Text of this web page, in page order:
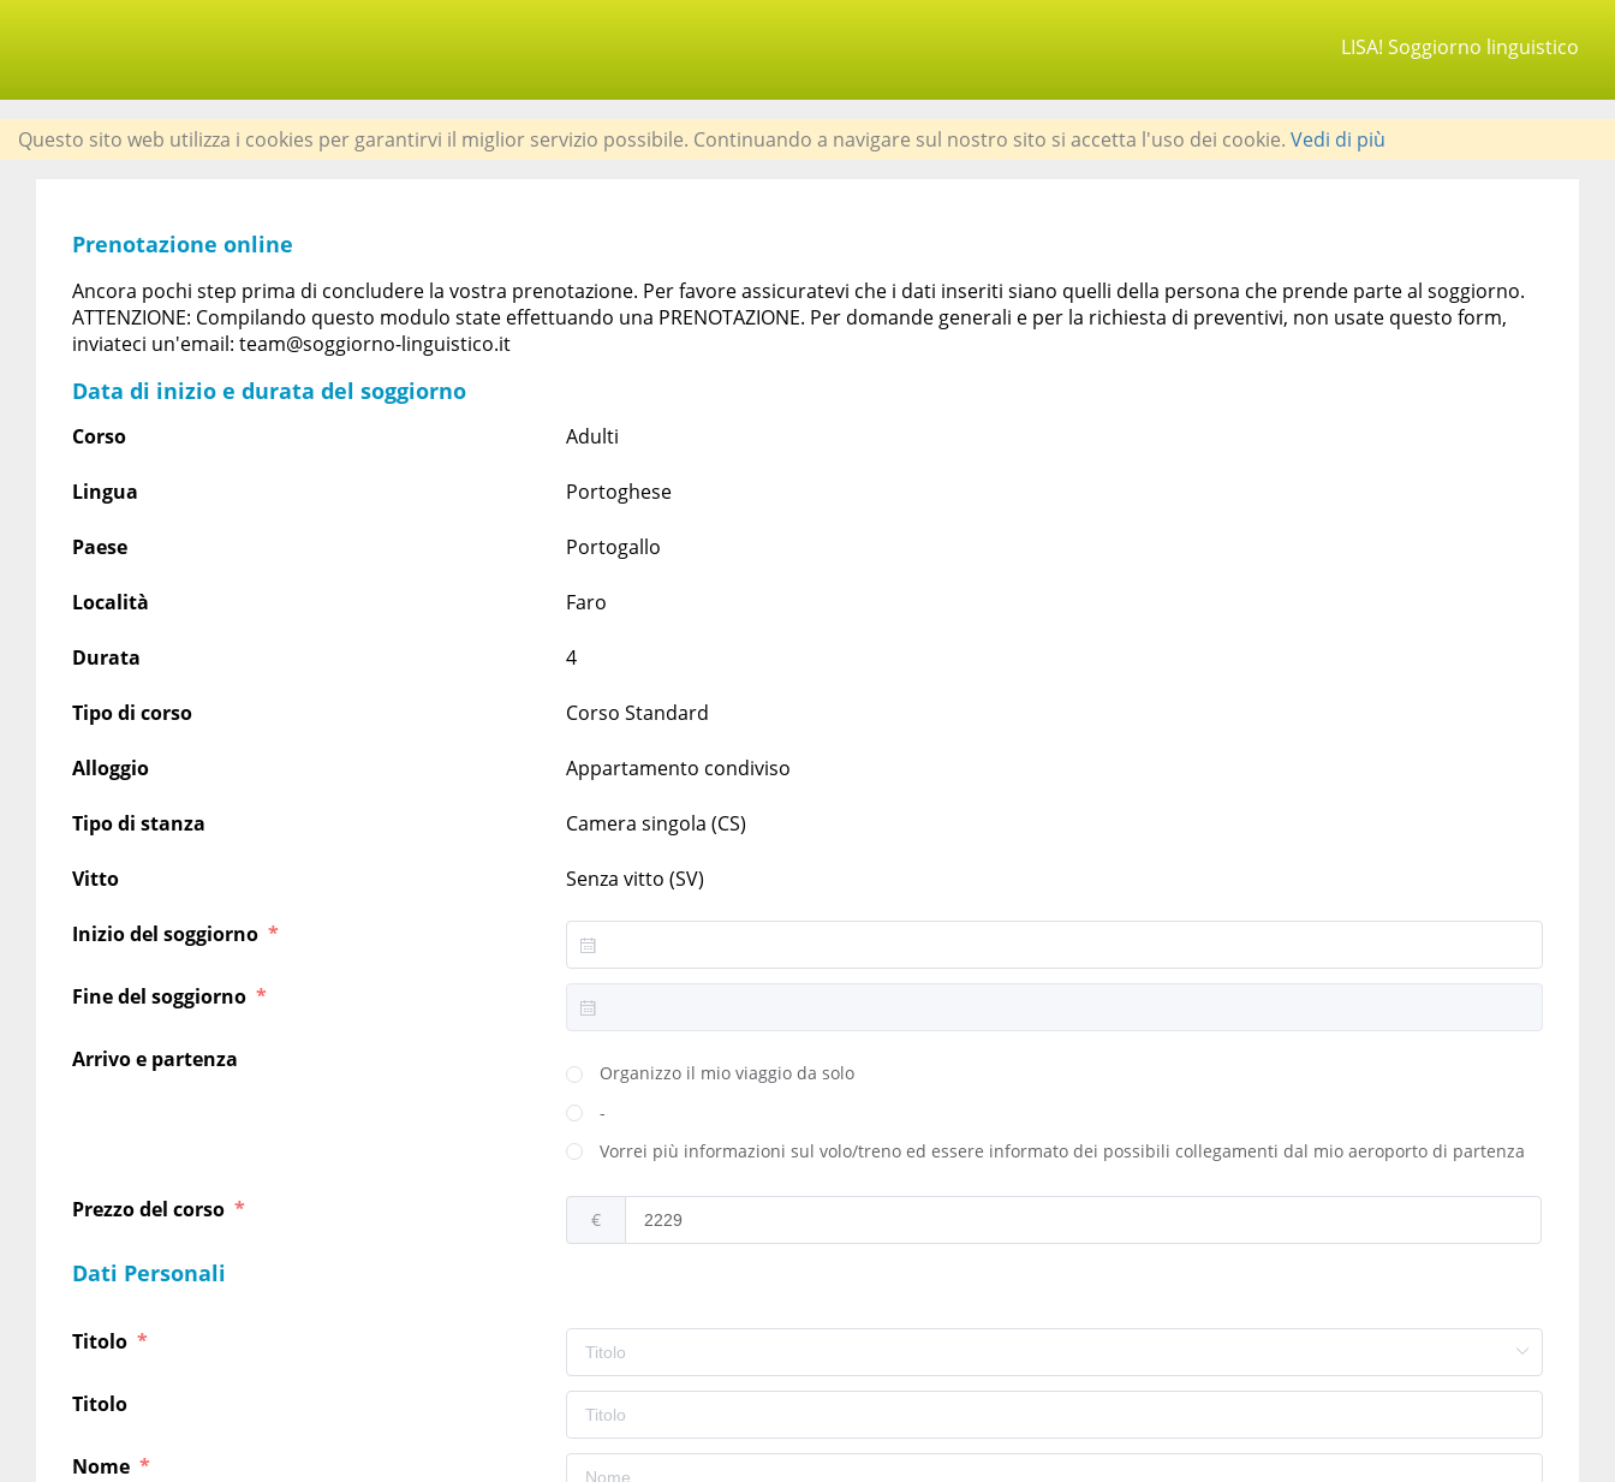
LISA! Soggiorno linguistico
Questo sito web utilizza i cookies per garantirvi il miglior servizio possibile. Continuando a navigare sul nostro sito si accetta l'uso dei cookie. Vedi di più
Prenotazione online
Ancora pochi step prima di concludere la vostra prenotazione. Per favore assicuratevi che i dati inseriti siano quelli della persona che prende parte al soggiorno.
ATTENZIONE: Compilando questo modulo state effettuando una PRENOTAZIONE. Per domande generali e per la richiesta di preventivi, non usate questo form,
inviateci un'email: team@soggiorno-linguistico.it
Data di inizio e durata del soggiorno
Corso Adulti
Lingua Portoghese
Paese Portogallo
Località Faro
Durata 4
Tipo di corso Corso Standard
Alloggio Appartamento condiviso
Tipo di stanza Camera singola (CS)
Vitto Senza vitto (SV)
Inizio del soggiorno
Fine del soggiorno
Arrivo e partenza
Organizzo il mio viaggio da solo
-
Vorrei più informazioni sul volo/treno ed essere informato dei possibili collegamenti dal mio aeroporto di partenza
Prezzo del corso €
Dati Personali
Titolo
Titolo
Nome